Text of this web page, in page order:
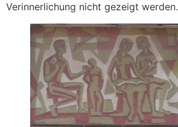
Verinnerlichung nicht gezeigt werden.